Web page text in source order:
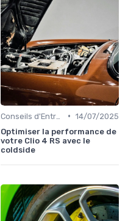
• 14/07/2025
Optimiser la performance de
votre Clio 4 RS avec le
coldside